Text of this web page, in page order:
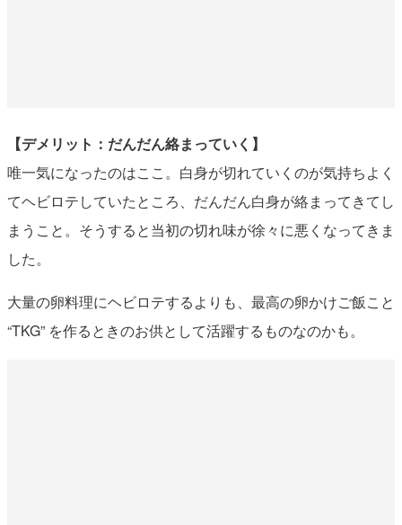
【デメリット：だんだん絡まっていく】
唯一気になったのはここ。白身が切れていくのが気持ちよく
てヘビロテしていたところ、だんだん白身が絡まってきてし
まうこと。そうすると当初の切れ味が徐々に悪くなってきま
した。
大量の卵料理にヘビロテするよりも、最高の卵かけご飯こと
“TKG” を作るときのお供として活躍するものなのかも。